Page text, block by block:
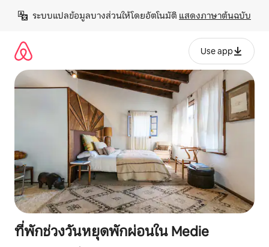
เนื้อหา
ระบบแปลข้อมูลบางส่วนให้โดยอัตโนมัติ แสดงภาษาต้นฉบับ
Use app
ที่พักช่วงวันหยุดพักผ่อนใน Medie